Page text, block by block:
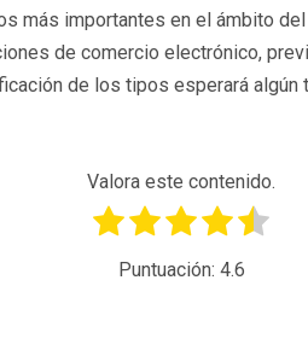
más importantes en el ámbito
de comercio electrónico,
de los tipos esperará
Valora este contenido.
Puntuación: 4.6